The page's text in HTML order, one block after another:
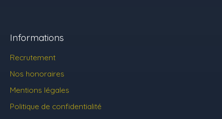
Informations
Recrutement
Nos honoraires
Mentions légales
Politique de confidentialité